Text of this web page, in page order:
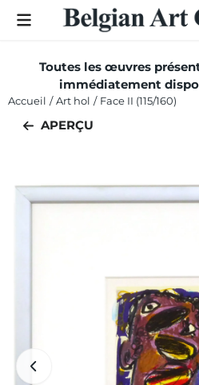
Les préférences de cookies sont
Toutes les œuvres
immédiatement
Accueil / Art hol / Face II (115/160)
APERÇU